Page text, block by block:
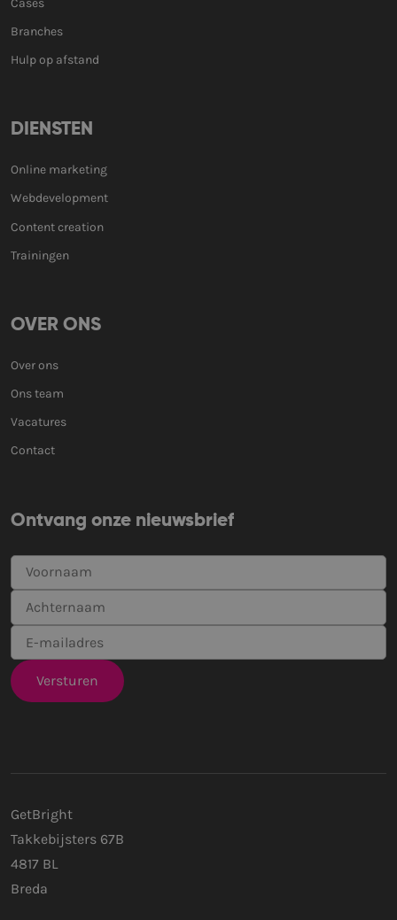
Branches
Hulp op afstand
DIENSTEN
Online marketing
Webdevelopment
Content creation
Trainingen
OVER ONS
Over ons
Ons team
Vacatures
Contact
Ontvang onze nieuwsbrief
GetBright
Takkebijsters 67B
4817 BL
Breda